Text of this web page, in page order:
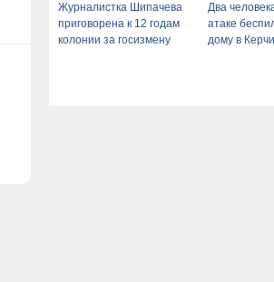
Журналистка Шипачева
приговорена к 12 годам
колонии за госизмену
Два
атаке
дому в Керчи